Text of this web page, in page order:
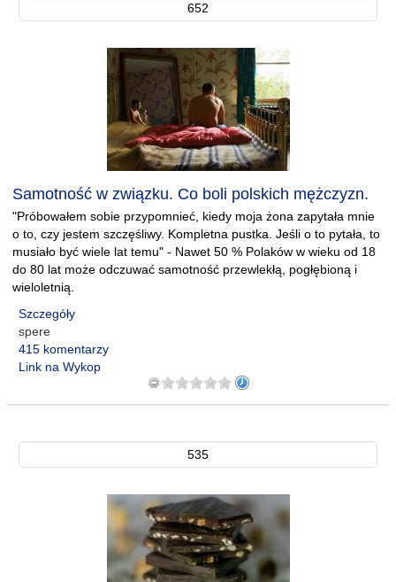
652
Samotność w związku. Co boli polskich mężczyzn.
"Próbowałem sobie przypomnieć, kiedy moja żona zapytała mnie
o to, czy jestem szczęśliwy. Kompletna pustka. Jeśli o to pytała, to
musiało być wiele lat temu" - Nawet 50 % Polaków w wieku od 18
do 80 lat może odczuwać samotność przewlekłą, pogłębioną i
wieloletnią.
Szczegóły
spere
415 komentarzy
Link na Wykop
535